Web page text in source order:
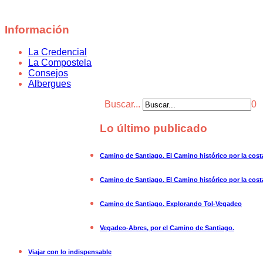
Información
La Credencial
La Compostela
Consejos
Albergues
Buscar... 0
Lo último publicado
Camino de Santiago. El Camino histórico por la
Camino de Santiago. El Camino histórico por la
Camino de Santiago. Explorando Tol-Vegadeo
Vegadeo-Abres, por el Camino de Santiago.
Viajar con lo indispensable